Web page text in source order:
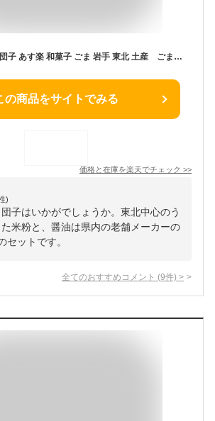
【団子3種セット】団子 あす楽 和菓子 ごま 岩手 東北 土産 ごま摺り団子 送料無料
の商品をサイトでみる
価格と在庫を楽天でチェック >>
)
子はいかがでしょうか。東北中心のう
米粉と、醤油は県内の老舗メーカーの
セットです。
全てのおすすめコメント (9件) >